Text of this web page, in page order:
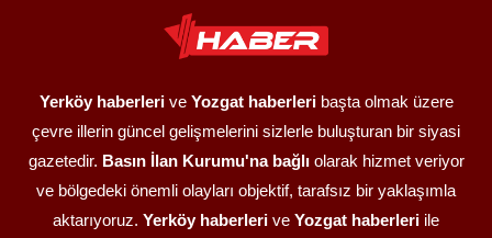
Yerköy haberlerive Yozgat haberleribaşta olmak üzere
çevre illerin güncel gelişmelerini sizlerle buluşturan bir siyasi
gazetedir. Basın İlan Kurumu'na bağlıolarak hizmet veriyor
ve bölgedeki önemli olayları objektif, tarafsız bir yaklaşımla
aktarıyoruz. Yerköy haberleri ve Yozgat haberleri ile